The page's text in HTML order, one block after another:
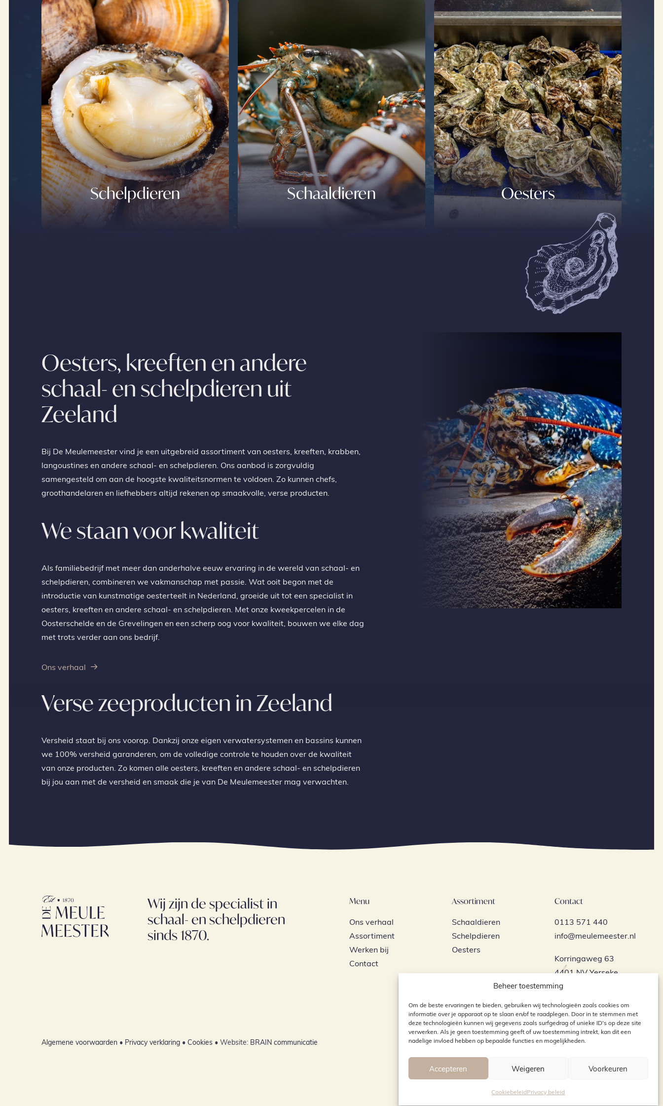
Beheer toestemming
Om de beste ervaringen te bieden, gebruiken wij technologieën zoals cookies om
informatie over je apparaat op te slaan en/of te raadplegen. Door in te stemmen met
deze technologieën kunnen wij gegevens zoals surfgedrag of unieke ID's op deze site
verwerken. Als je geen toestemming geeft of uw toestemming intrekt, kan dit een
nadelige invloed hebben op bepaalde functies en mogelijkheden.
Accepteren Weigeren Voorkeuren
CookiebeleidPrivacy beleid
Schelpdieren Schaaldieren Oesters
Oesters, kreeften en andere
schaal- en schelpdieren uit
Zeeland
Bij De Meulemeester vind je een uitgebreid assortiment van oesters, kreeften, krabben,
langoustines en andere schaal- en schelpdieren. Ons aanbod is zorgvuldig
samengesteld om aan de hoogste kwaliteitsnormen te voldoen. Zo kunnen chefs,
groothandelaren en liefhebbers altijd rekenen op smaakvolle, verse producten.
We staan voor kwaliteit
Als familiebedrijf met meer dan anderhalve eeuw ervaring in de wereld van schaal- en
schelpdieren, combineren we vakmanschap met passie. Wat ooit begon met de
introductie van kunstmatige oesterteelt in Nederland, groeide uit tot een specialist in
oesters, kreeften en andere schaal- en schelpdieren. Met onze kweekpercelen in de
Oosterschelde en de Grevelingen en een scherp oog voor kwaliteit, bouwen we elke dag
met trots verder aan ons bedrijf.
Ons verhaal
Verse zeeproducten in Zeeland
Versheid staat bij ons voorop. Dankzij onze eigen verwatersystemen en bassins kunnen
we 100% versheid garanderen, om de volledige controle te houden over de kwaliteit
van onze producten. Zo komen alle oesters, kreeften en andere schaal- en schelpdieren
bij jou aan met de versheid en smaak die je van De Meulemeester mag verwachten.
Wij zijn de specialist in
schaal- en schelpdieren
sinds 1870.
Menu
Ons verhaal
Assortiment
Werken bij
Contact
Assortiment
Schaaldieren
Schelpdieren
Oesters
Contact
0113 571 440
info@meulemeester.nl
Korringaweg 63
4401 NV Yerseke
Algemene voorwaarden • Privacy verklaring • Cookies • Website: BRAIN communicatie